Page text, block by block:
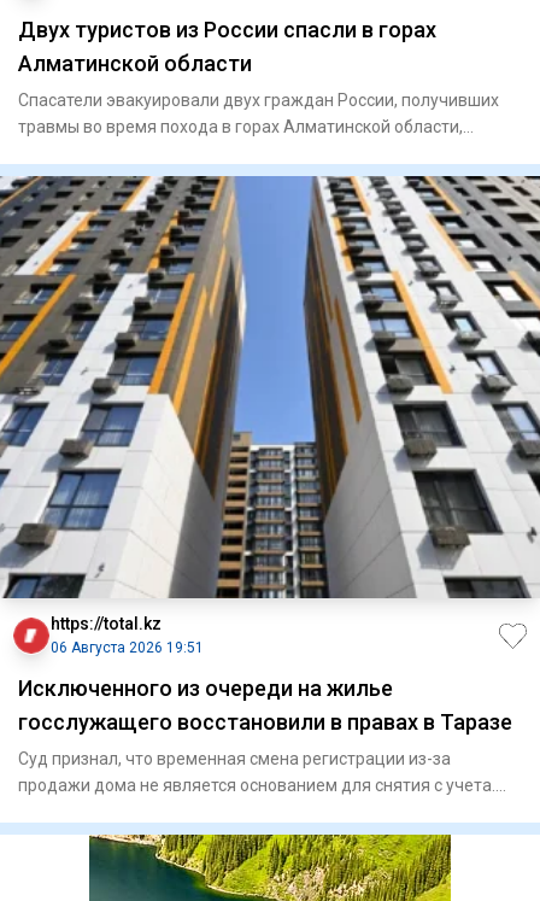
Двух туристов из России спасли в горах
Алматинской области
Спасатели эвакуировали двух граждан России, получивших
травмы во время похода в горах Алматинской области,
https://total.kz
06 Августа 2026 19:51
Исключенного из очереди на жилье
госслужащего восстановили в правах в Таразе
Суд признал, что временная смена регистрации из-за
продажи дома не является основанием для снятия с учета.